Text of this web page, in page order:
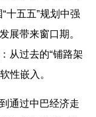
十五五”规划中强
展带来窗口期。
从过去的“铺路架
性嵌入。
通过中巴经济走